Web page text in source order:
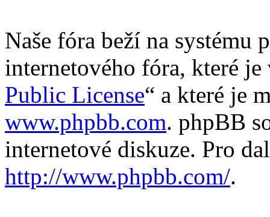
Naše fóra beží na systému
internetového fóra, které
Public License“ a které je
www.phpbb.com. phpBB
internetové diskuze. Pro
http://www.phpbb.com/.